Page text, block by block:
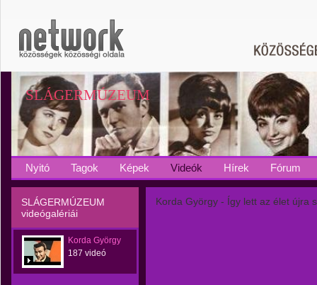
SLÁGERMÚZEUM
Nyitó Tagok Képek Videók Hírek Fórum
SLÁGERMÚZEUM
videógalériái
Korda György
187 videó
Korda György - Így lett az élet újra